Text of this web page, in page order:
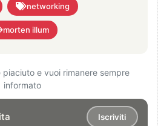
networking
morten illum
e vuoi rimanere sempre
informato
Iscriviti